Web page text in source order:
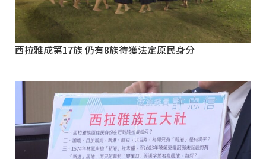
西拉雅成第17族 仍有8族待獲法定原民身分